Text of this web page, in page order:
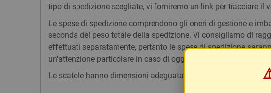
tipo di spedizione scegliate, vi forniremo un link per tracciare il
Le spese di spedizione comprendono gli oneri di gestione e
seconda del peso totale della spedizione. Vi consigliamo di
effettuati separatamente, pertanto le spese di spedizione
un'attenzione particolare in caso di oggetti fragili.
Le scatole hanno dimensioni adeguatamente ampie e i vostri